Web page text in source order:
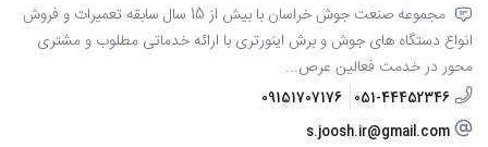
مجموعه صنعت جوش خراسان با بیش از 15 سال سابقه تعمیرات و فروش
انواع دستگاه های جوش و برش اینورتری با ارائه خدماتی مطلوب و مشتری
محور در خدمت فعالین عرص...
051-44452346
09151707176
s.joosh.ir@gmail.com